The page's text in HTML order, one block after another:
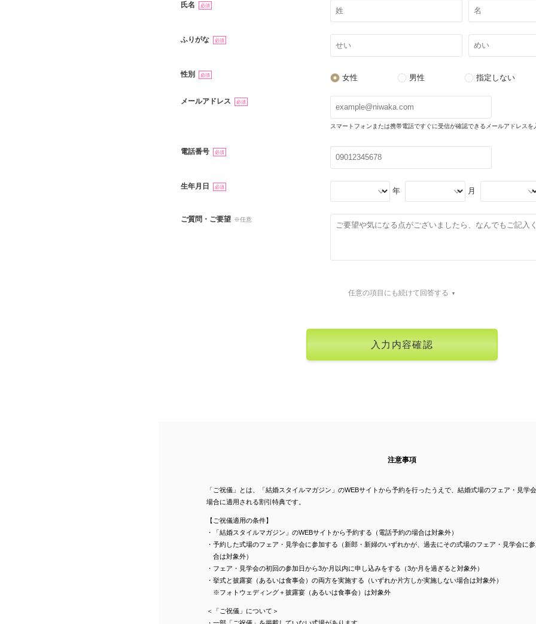
氏名 必須
ふりがな 必須
性別 必須 女性 男性 指定しない
メールアドレス 必須
スマートフォンまたは携帯電話ですぐに受信が確認できるメールアドレスを
電話番号 必須
生年月日 必須 年 月
ご質問・ご要望 ※任意
任意の項目にも続けて回答する
注意事項
「ご祝儀」とは、「結婚スタイルマガジン」のWEBサイトから予約を行ったうえで、結婚式場のフェア・見学
場合に適用される割引特典です。
【ご祝儀適用の条件】
・「結婚スタイルマガジン」のWEBサイトから予約する（電話予約の場合は対象外）
・予約した式場のフェア・見学会に参加する（新郎・新婦のいずれかが、過去にその式場のフェア・見学会に
合は対象外）
・フェア・見学会の初回の参加日から3か月以内に申し込みをする（3か月を過ぎると対象外）
・挙式と披露宴（あるいは食事会）の両方を実施する（いずれか片方しか実施しない場合は対象外）
※フォトウェディング＋披露宴（あるいは食事会）は対象外
＜「ご祝儀」について＞